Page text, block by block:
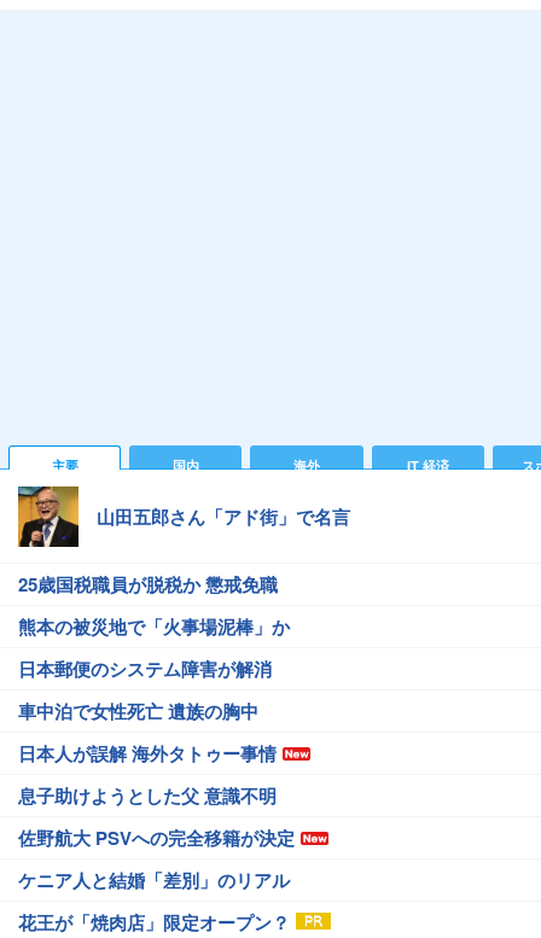
主要 国内 海外 IT 経済 ス
山田五郎さん「アド街」で名言
25歳国税職員が脱税か 懲戒免職
熊本の被災地で「火事場泥棒」か
日本郵便のシステム障害が解消
車中泊で女性死亡 遺族の胸中
日本人が誤解 海外タトゥー事情
息子助けようとした父 意識不明
佐野航大 PSVへの完全移籍が決定
ケニア人と結婚「差別」のリアル
花王が「焼肉店」限定オープン？